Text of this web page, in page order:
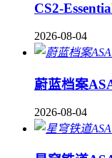
CS2-
2026-08-04
蔚蓝档案
2026-08-04